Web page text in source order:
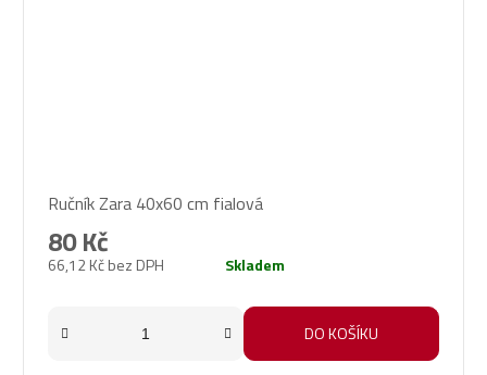
Ručník Zara 40x60 cm fialová
66,12 Kč bez DPH
80 Kč
Skladem
DO KOŠÍKU